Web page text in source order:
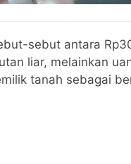
sebut antara
liar, melainkan
tanah sebagai